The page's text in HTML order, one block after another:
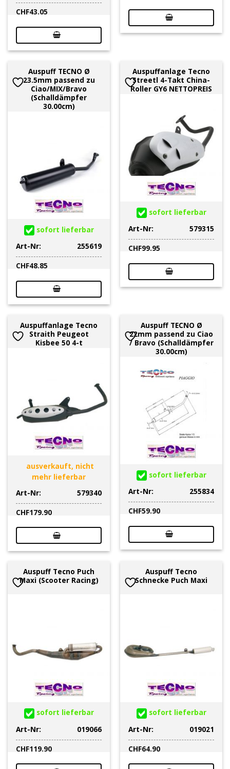
CHF43.05
Auspuff TECNO Ø
23.5mm passend zu
Ciao/MIX/Bravo
(Schalldämpfer
30.00cm)
sofort lieferbar
Art-Nr:
255619
CHF48.85
Auspuffanlage Tecno
Streetl 4-Takt China-
Roller GY6 NETTOPREIS
sofort lieferbar
Art-Nr:
579315
CHF99.95
Auspuffanlage Tecno
Straith Peugeot
Kisbee 50 4-t
ausverkauft, nicht
mehr lieferbar
Art-Nr:
579340
CHF179.90
Auspuff TECNO Ø
22mm passend zu Ciao
/ Bravo (Schalldämpfer
30.00cm)
sofort lieferbar
Art-Nr:
255834
CHF59.90
Auspuff Tecno Puch
Maxi (Scooter Racing)
sofort lieferbar
Art-Nr:
019066
CHF119.90
Auspuff Tecno
Schnecke Puch Maxi
sofort lieferbar
Art-Nr:
019021
CHF64.90